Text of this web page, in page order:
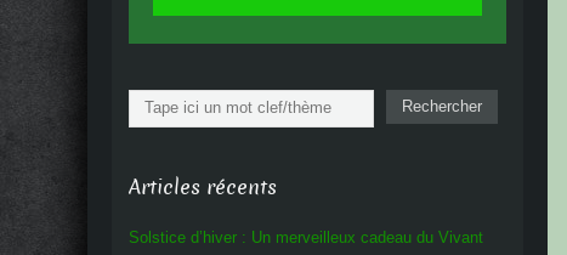
Rechercher Rechercher
Articles récents
Solstice d’hiver : Un merveilleux cadeau du Vivant